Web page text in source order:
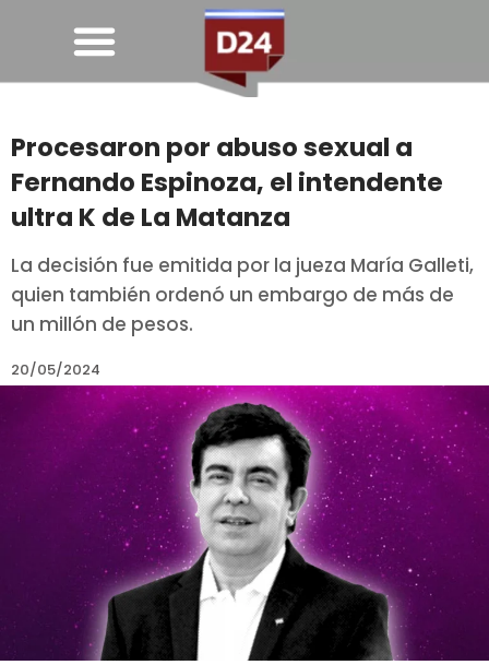
Procesaron por abuso sexual a
Fernando Espinoza, el intendente
ultra K de La Matanza
La decisión fue emitida por la jueza María Galleti,
quien también ordenó un embargo de más de
un millón de pesos.
20/05/2024